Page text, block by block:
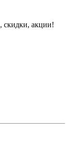
, скидки, акции!